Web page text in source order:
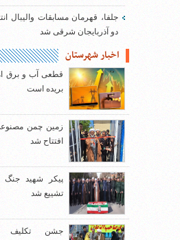
جلفا، قهرمان مسابقات والیبال
دو آذربایجان شرقی شد
اخبار شهرستان
قطعی آب و برق
بریده است
زمین چمن
افتتاح شد
پیکر شهید جنگ
تشییع شد
جشن تکلیف